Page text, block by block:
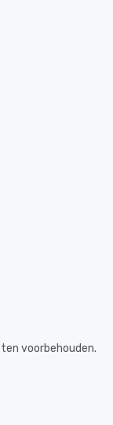
voorbehouden.